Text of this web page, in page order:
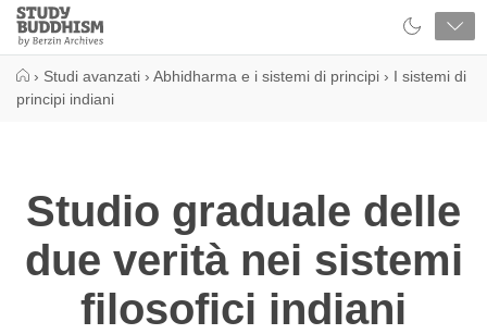
Close
Study
Buddhism
› Studi avanzati › Abhidharma e i sistemi di principi › I sistemi di
principi indiani
Studio graduale delle
due verità nei sistemi
filosofici indiani